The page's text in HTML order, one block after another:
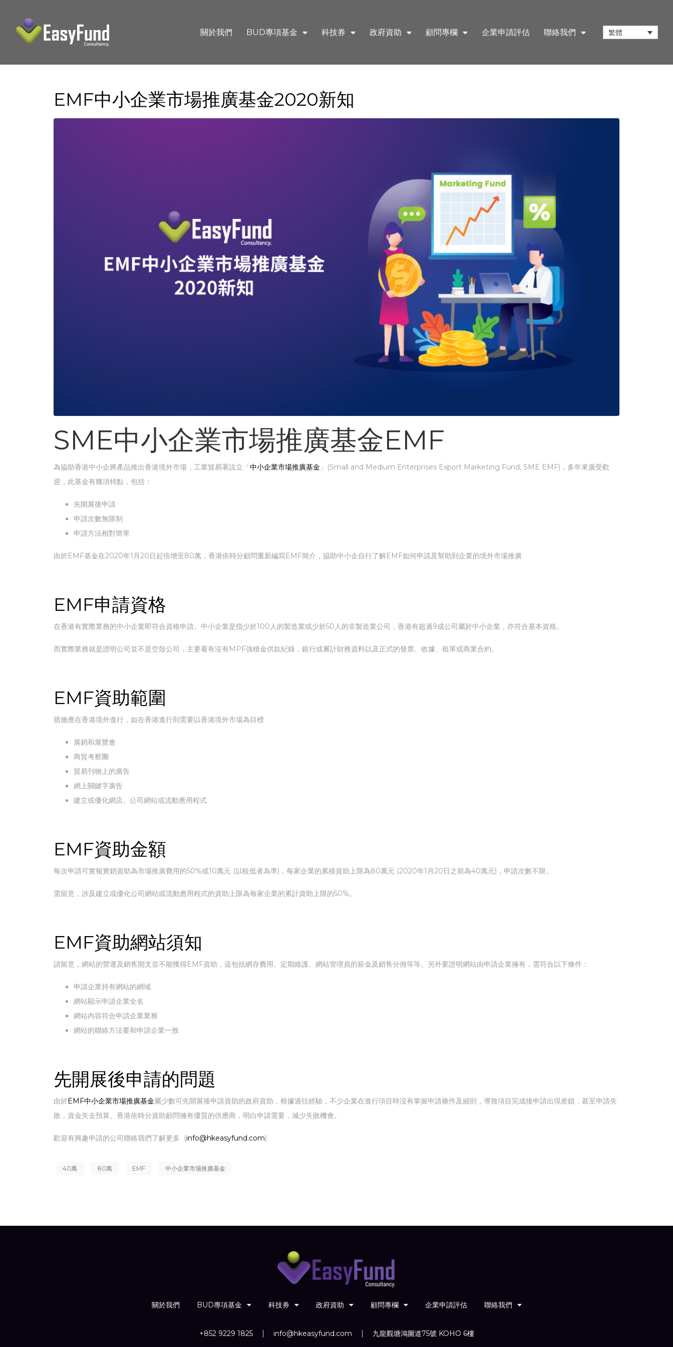
關於我們 BUD專項基金 科技券 政府資助 顧問專欄 企業申請評估 聯絡我們 繁體
EMF中小企業市場推廣基金2020新知
SME中小企業市場推廣基金EMF
為協助香港中小企將產品推出香港境外市場，工業貿易署設立「中小企業市場推廣基金 」(Small and Medium Enterprises Export Marketing Fund, SME EMF)，多年來廣受歡
迎，此基金有幾項特點，包括：
先開展後申請
申請次數無限制
申請方法相對簡單
由於EMF基金在2020年1月20日起倍增至80萬，香港依時分顧問重新編寫EMF簡介，協助中小企自行了解EMF如何申請及幫助到企業的境外市場推廣
EMF申請資格
在香港有實際業務的中小企業即符合資格申請。中小企業是指少於100人的製造業或少於50人的非製造業公司，香港有超過9成公司屬於中小企業，亦符合基本資格。
而實際業務就是證明公司並不是空殼公司，主要看有沒有MPF強積金供款紀錄，銀行或審計財務資料以及正式的發票、收據、租單或商業合約。
EMF資助範圍
措施應在香港境外進行，如在香港進行則需要以香港境外市場為目標
展銷和展覽會
商貿考察團
貿易刊物上的廣告
網上關鍵字廣告
建立或優化網店、公司網站或流動應用程式
EMF資助金額
每次申請可實報實銷資助為市場推廣費用的50%或10萬元 (以較低者為準)，每家企業的累積資助上限為80萬元 (2020年1月20日之前為40萬元)，申請次數不限。
需留意，涉及建立或優化公司網站或流動應用程式的資助上限為每家企業的累計資助上限的50%。
EMF資助網站須知
請留意，網站的營運及銷售開支並不能獲得EMF資助，這包括網存費用、定期維護、網站管理員的薪金及銷售分佣等等。另外要證明網站由申請企業擁有，需符合以下條件：
申請企業持有網站的網域
網站顯示申請企業全名
網站內容符合申請企業業務
網站的聯絡方法要和申請企業一致
先開展後申請的問題
由於EMF中小企業市場推廣基金屬少數可先開展後申請資助的政府資助，根據過往經驗，不少企業在進行項目時沒有掌握申請條件及細則，導致項目完成後申請出現差錯，甚至申請失
敗，資金失去預算。香港依時分資助顧問擁有優質的供應商，明白申請需要，減少失敗機會。
歡迎有興趣申請的公司聯絡我們了解更多 (info@hkeasyfund.com)
40萬 80萬 EMF 中小企業市場推廣基金
關於我們 BUD專項基金 科技券 政府資助 顧問專欄 企業申請評估 聯絡我們
+852 9229 1825 info@hkeasyfund.com 九龍觀塘鴻圖道75號 KOHO 6樓